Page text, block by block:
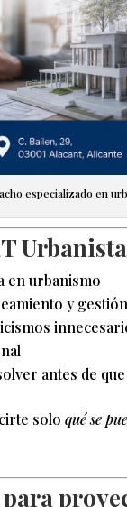
especializado en
en urbanismo
y gestión
antes de
soloqué se